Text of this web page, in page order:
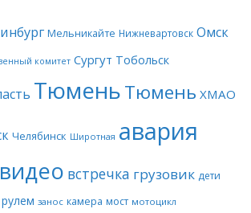
Мельникайте Нижневартовск Омск
комитет Сургут Тобольск
ТюменьТюмень ХМАО
Челябинск Широтная авария
видео встречка грузовик дети
занос камера мост мотоцикл